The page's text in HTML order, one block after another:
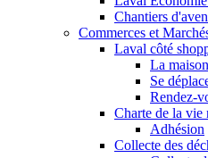
Chantiers
Commerces et
Laval côté
La
Se
Rendez-
Charte de la vie
Adhésion
Collecte des